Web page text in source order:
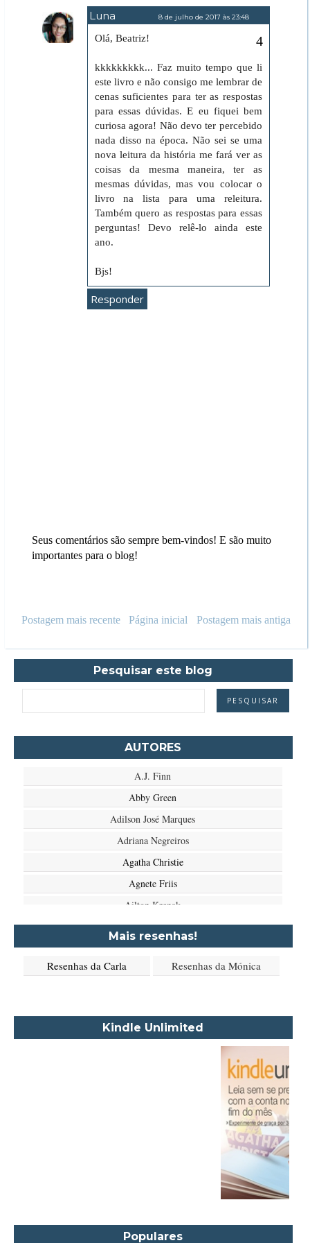
Luna 8 de julho de 2017 às 23:48
Olá, Beatriz!
kkkkkkkkk... Faz muito tempo que li
este livro e não consigo me lembrar de
cenas suficientes para ter as respostas
para essas dúvidas. E eu fiquei bem
curiosa agora! Não devo ter percebido
nada disso na época. Não sei se uma
nova leitura da história me fará ver as
coisas da mesma maneira, ter as
mesmas dúvidas, mas vou colocar o
livro na lista para uma releitura.
Também quero as respostas para essas
perguntas! Devo relê-lo ainda este
ano.
Bjs!
Responder
Seus comentários são sempre bem-vindos! E são muito
importantes para o blog!
Postagem mais recente Postagem mais antiga
Página inicial
Pesquisar este blog
AUTORES
A.J. Finn
Abby Green
Adilson José Marques
Adriana Negreiros
Agatha Christie
Agnete Friis
Ailton Krenak
Aimée de Jongh
Aione Simões
Alexandre Dumas Filho
Angela Marsons
Mais resenhas!
Resenhas da Carla Resenhas da Mónica
Kindle Unlimited
Populares